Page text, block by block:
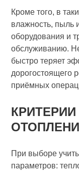
Кроме того, в
влажность, пыль
оборудования и
обслуживанию.
быстро теряет
дорогостоящего
приёмных
При выборе
параметров: